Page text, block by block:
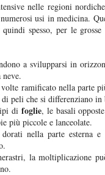
nelle regioni
usi in medicina.
spesso, per le
a svilupparsi in
volte ramificato nella parte
peli che si differenziano in
di foglie, le basali
più piccole e lanceolate.
nella parte esterna
la moltiplicazione